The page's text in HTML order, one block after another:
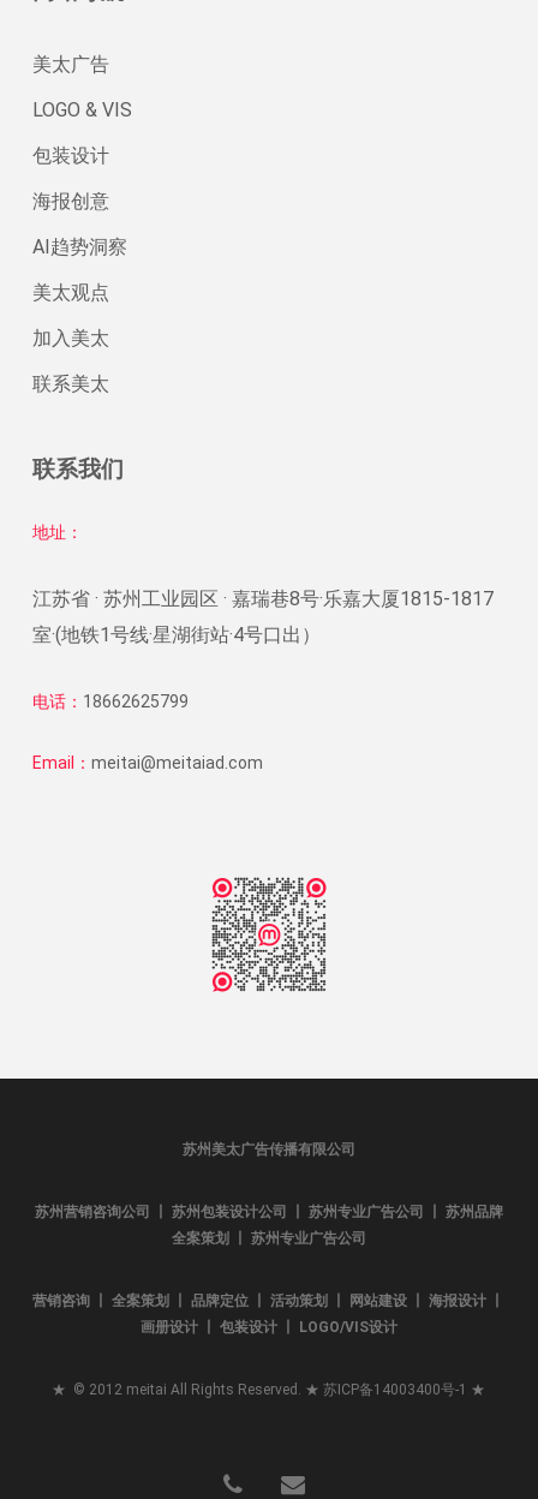
美太广告
LOGO & VIS
包装设计
海报创意
AI趋势洞察
美太观点
加入美太
联系美太
联系我们
地址：
江苏省 · 苏州工业园区 · 嘉瑞巷8号·乐嘉大厦1815-1817
室·(地铁1号线·星湖街站·4号口出）
电话： 18662625799
Email： meitai@meitaiad.com
苏州美太广告传播有限公司
苏州营销咨询公司 丨 苏州包装设计公司 丨 苏州专业广告公司 丨 苏州品牌
全案策划 丨 苏州专业广告公司
营销咨询 丨 全案策划 丨 品牌定位 丨 活动策划 丨 网站建设 丨 海报设计 丨
画册设计 丨 包装设计 丨 LOGO/VIS设计
★ © 2012 meitai All Rights Reserved. ★苏ICP备14003400号-1 ★
phone email